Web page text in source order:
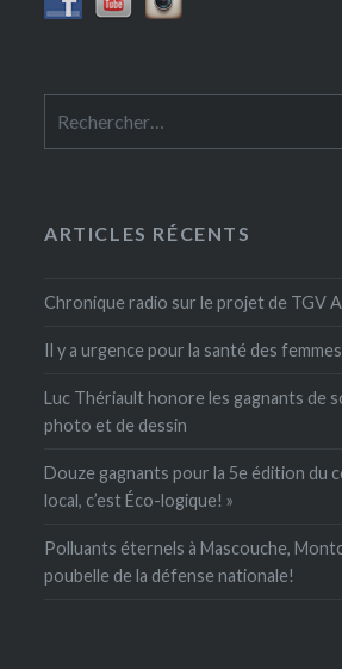
ARTICLES RÉCENTS
Chronique radio sur le projet de TGV
Il y a urgence pour la santé des femmes
Luc Thériault honore les gagnants de
photo et de dessin
Douze gagnants pour la 5e édition du
local, c’est Éco-logique! »
Polluants éternels à Mascouche,
poubelle de la défense nationale!